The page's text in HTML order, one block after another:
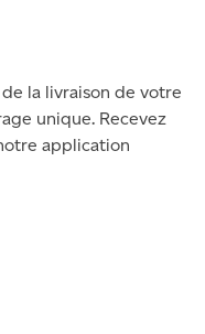
la livraison de votre
unique. Recevez
application